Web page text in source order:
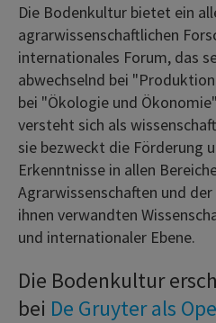
Die Bodenkultur bietet ein
agrarwissenschaftlichen
internationales Forum, das
abwechselnd bei
bei "Ökologie und
versteht sich als
sie bezweckt die Förderung
Erkenntnisse in allen
Agrarwissenschaften und
ihnen verwandten
und internationaler Ebene.
Die Bodenkultur
bei De Gruyter als